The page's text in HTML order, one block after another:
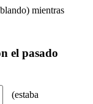
mientras
el pasado
(estaba